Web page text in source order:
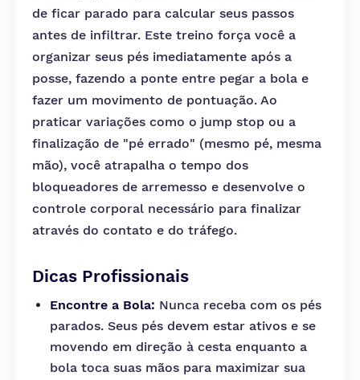
de ficar parado para calcular seus passos
antes de infiltrar. Este treino força você a
organizar seus pés imediatamente após a
posse, fazendo a ponte entre pegar a bola e
fazer um movimento de pontuação. Ao
praticar variações como o jump stop ou a
finalização de "pé errado" (mesmo pé, mesma
mão), você atrapalha o tempo dos
bloqueadores de arremesso e desenvolve o
controle corporal necessário para finalizar
através do contato e do tráfego.
Dicas Profissionais
Encontre a Bola: Nunca receba com os pés
parados. Seus pés devem estar ativos e se
movendo em direção à cesta enquanto a
bola toca suas mãos para maximizar sua